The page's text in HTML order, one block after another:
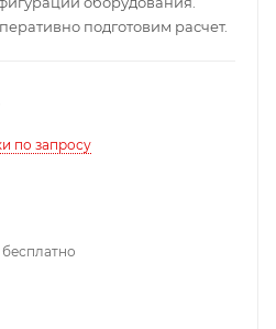
подготовим расчет.
по запросу